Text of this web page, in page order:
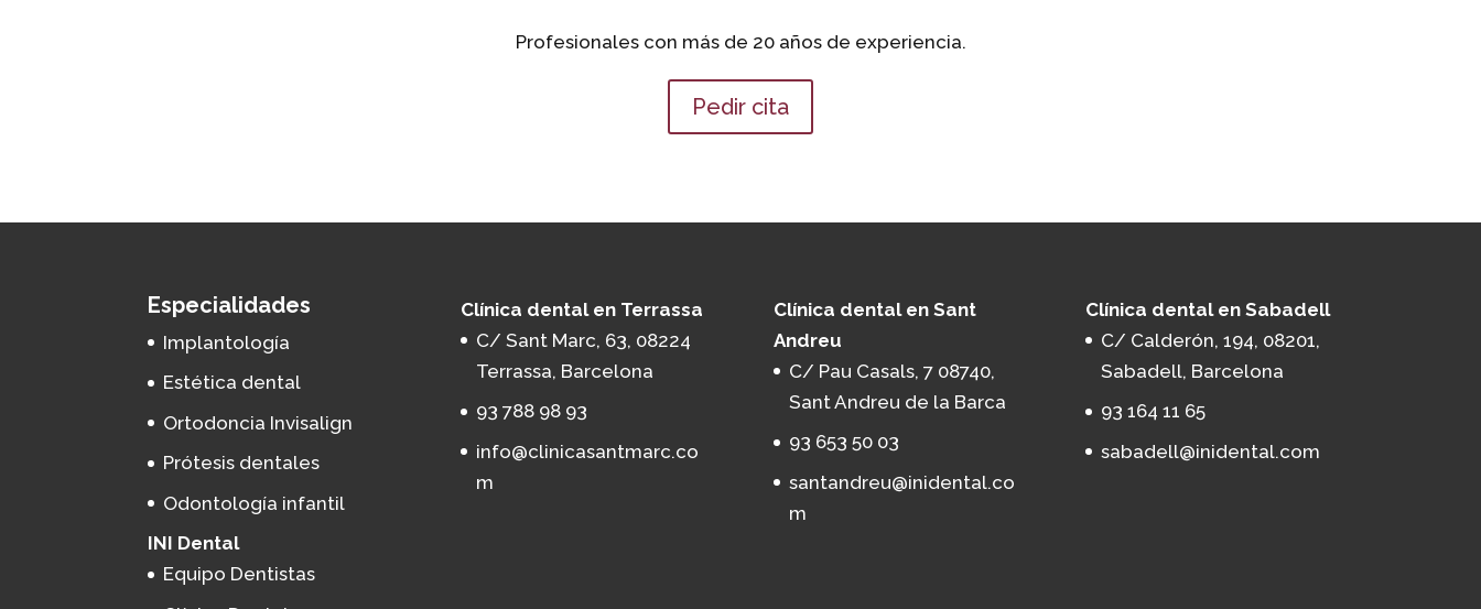
Profesionales con más de 20 años de experiencia.
Pedir cita
Especialidades
Implantología
Estética dental
Ortodoncia Invisalign
Prótesis dentales
Odontología infantil
INI Dental
Equipo Dentistas
Clínica dental en Terrassa
C/ Sant Marc, 63, 08224
Terrassa, Barcelona
93 788 98 93
info@clinicasantmarc.co
m
Clínica dental en Sant
Andreu
C/ Pau Casals, 7 08740,
Sant Andreu de la Barca
93 653 50 03
santandreu@inidental.co
m
Clínica dental en Sabadell
C/ Calderón, 194, 08201,
Sabadell, Barcelona
93 164 11 65
sabadell@inidental.com